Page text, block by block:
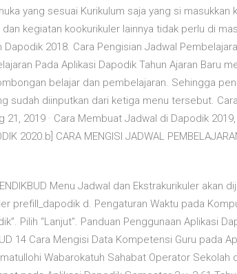
yang sesuai Kurikulum saja yang si masukkan
dan kegiatan kookurikuler lainnya tidak perlu di
2018. Cara Pengisian Jadwal
Pada Aplikasi Dapodik Tahun Ajaran Baru
belajar dan pembelajaran. Sehingga
sudah diinputkan dari ketiga menu tersebut.
21, 2019 · Cara Membuat Jadwal di Dapodik
2020.b] CARA MENGISI JADWAL
Menu Jadwal dan Ekstrakurikuler akan
prefill_dapodik d. Pengaturan Waktu pada
Pilih “Lanjut”. Panduan Penggunaan Aplikasi
14 Cara Mengisi Data Kompetensi Guru pada
Wabarokatuh Sahabat Operator Sekolah